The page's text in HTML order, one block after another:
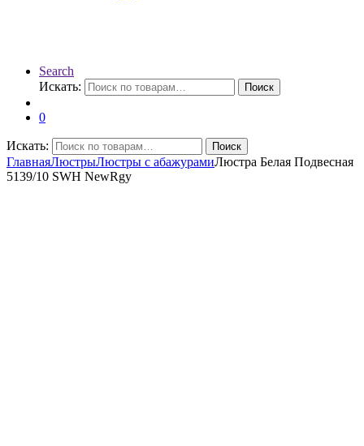
Search
Искать:
Поиск
0
Искать: Поиск
ГлавнаяЛюстрыЛюстры с абажурамиЛюстра Белая Подвесная
5139/10 SWH NewRgy